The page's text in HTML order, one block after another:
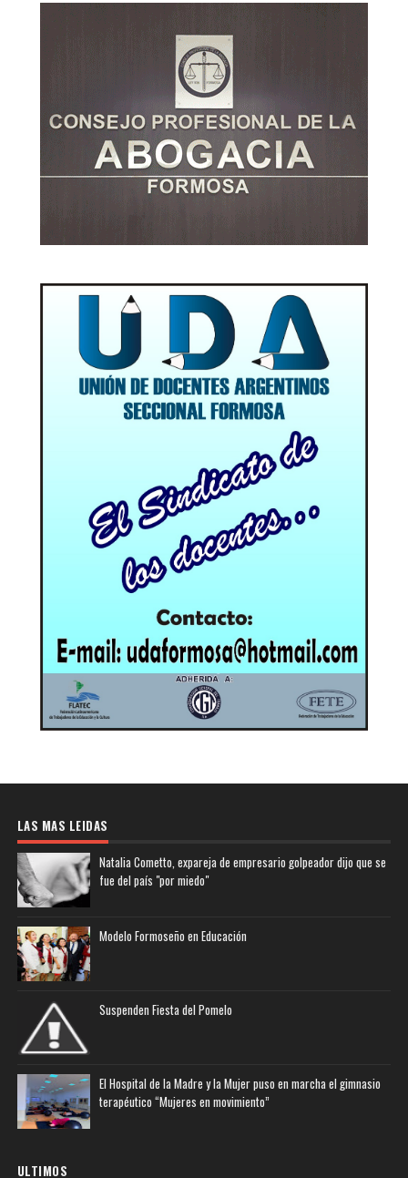
LAS MAS LEIDAS
Natalia Cometto, expareja de empresario golpeador dijo que se
fue del país "por miedo"
Modelo Formoseño en Educación
Suspenden Fiesta del Pomelo
El Hospital de la Madre y la Mujer puso en marcha el gimnasio
terapéutico “Mujeres en movimiento”
ULTIMOS